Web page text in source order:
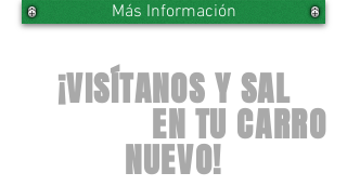
Más Información
¡VISÍTANOS Y SAL
EN TU CARRO
NUEVO!